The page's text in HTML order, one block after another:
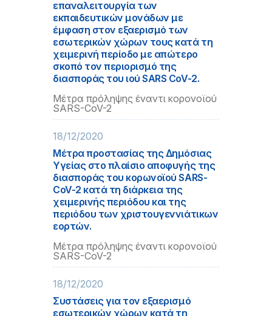
επαναλειτουργία των
εκπαιδευτικών μονάδων με
έμφαση στον εξαερισμό των
εσωτερικών χώρων τους κατά τη
χειμερινή περίοδο με απώτερο
σκοπό τον περιορισμό της
διασποράς του ιού SARS CoV-2.
Μέτρα πρόληψης έναντι κορονοϊού
SARS-CoV-2
18/12/2020
Μέτρα προστασίας της Δημόσιας
Υγείας στο πλαίσιο αποφυγής της
διασποράς του κορωνοϊού SARS-
CoV-2 κατά τη διάρκεια της
χειμερινής περιόδου και της
περιόδου των χριστουγεννιάτικων
εορτών.
Μέτρα πρόληψης έναντι κορονοϊού
SARS-CoV-2
18/12/2020
Συστάσεις για τον εξαερισμό
εσωτερικών χώρων κατά τη